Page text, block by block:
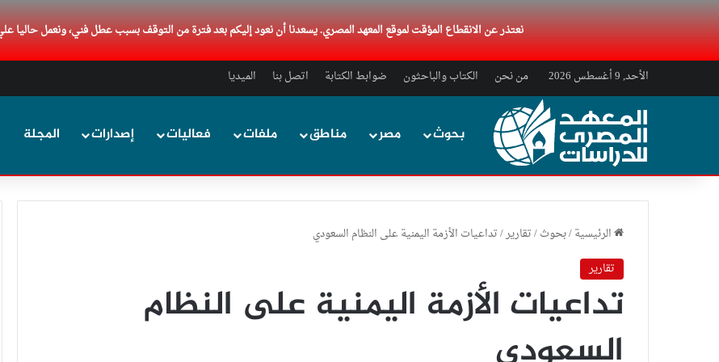
نعتذر عن الانقطاع المؤقت لموقع المعهد المصري. يسعدنا أن نعود إليكم بعد فترة من التوقف بسبب عطل فني، ونعمل حاليا
الأحد, 9 أغسطس 2026 من نحن الكتاب والباحثون ضوابط الكتابة اتصل بنا الميديا
بحوث مصر مناطق ملفات فعاليات إصدارات المجلة
الرئيسية/بحوث/تقارير/تداعيات الأزمة اليمنية على النظام السعودي
تقارير
تداعيات الأزمة اليمنية على النظام